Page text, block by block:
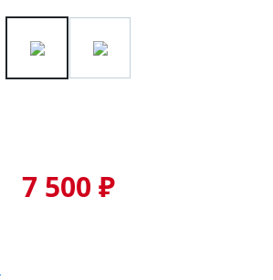
7 500 ₽